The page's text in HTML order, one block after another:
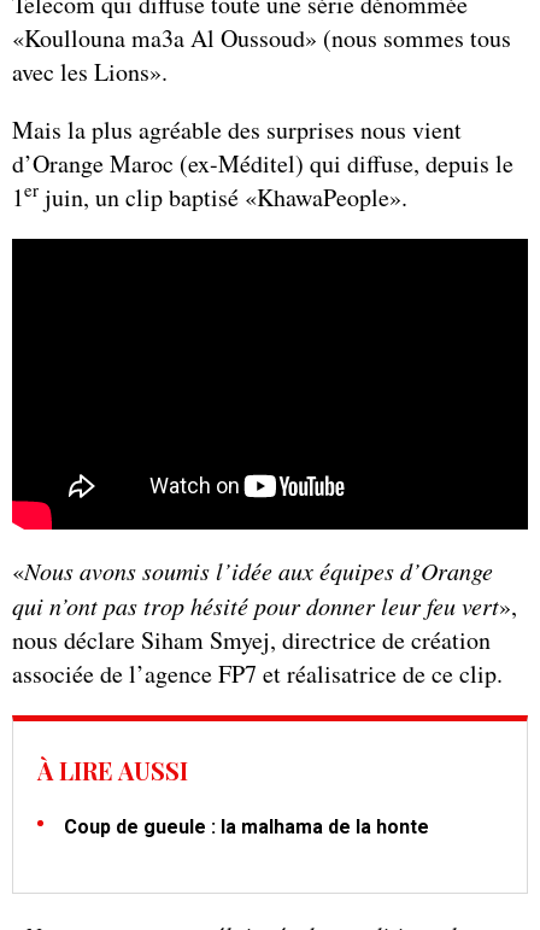
«Koullouna ma3a Al Oussoud» (nous sommes tous
avec les Lions».
Mais la plus agréable des surprises nous vient
d’Orange Maroc (ex-Méditel) qui diffuse, depuis le
1er juin, un clip baptisé «KhawaPeople».
«Nous avons soumis l’idée aux équipes d’Orange
qui n’ont pas trop hésité pour donner leur feu vert»,
nous déclare Siham Smyej, directrice de création
associée de l’agence FP7 et réalisatrice de ce clip.
À LIRE AUSSI
Coup de gueule : la malhama de la honte